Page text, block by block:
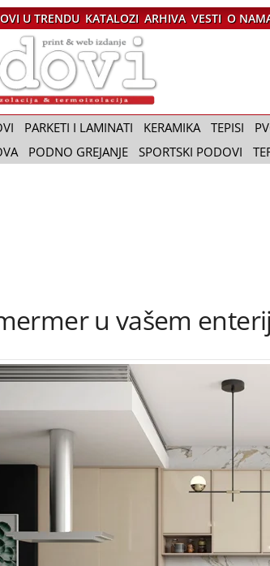
U TRENDU KATALOZI ARHIVA VESTI O
PARKETI I LAMINATI KERAMIKA TEPISI
PODNO GREJANJE SPORTSKI PODOVI
u vašem